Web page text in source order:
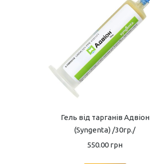
Гель від тарганів Адвіон
(Syngenta) /30гр./
550.00 грн